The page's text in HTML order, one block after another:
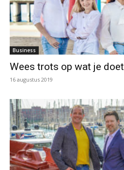
Business
Wees trots op wat je doet
16 augustus 2019